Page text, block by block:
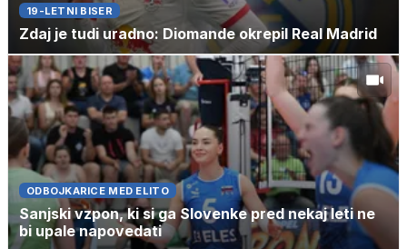
19-LETNI BISER
Zdaj je tudi uradno: Diomande okrepil Real Madrid
ODBOJKARICE MED ELITO
Sanjski vzpon, ki si ga Slovenke pred nekaj leti ne
bi upale napovedati